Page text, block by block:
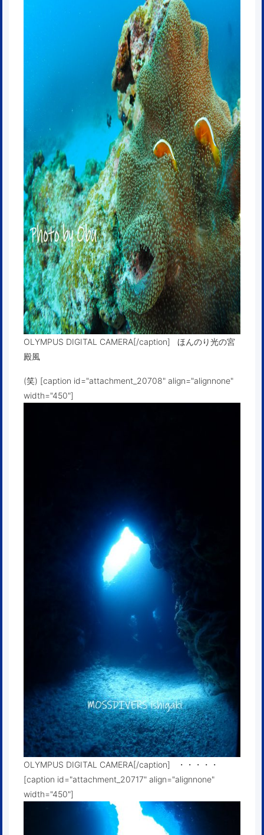
OLYMPUS DIGITAL CAMERA[/caption] ほんのり光の宮
殿風
(笑) [caption id="attachment_20708" align="alignnone"
width="450"]
OLYMPUS DIGITAL CAMERA[/caption] ・・・・・
[caption id="attachment_20717" align="alignnone"
width="450"]